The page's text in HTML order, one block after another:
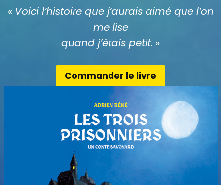
« Voici l’histoire que j’aurais aimé que l’on
me lise
quand j’étais petit. »
Commander le livre